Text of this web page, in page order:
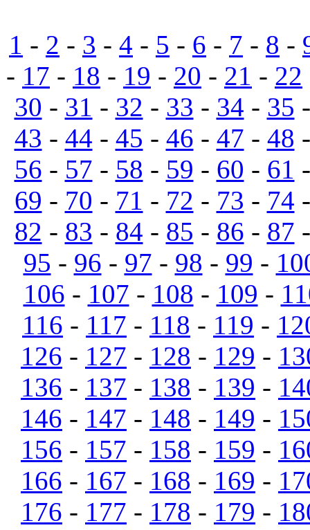
1 - 2 - 3 - 4 - 5 - 6 - 7 - 8 -
- 17 - 18 - 19 - 20 - 21 - 22
30 - 31 - 32 - 33 - 34 - 35
43 - 44 - 45 - 46 - 47 - 48
56 - 57 - 58 - 59 - 60 - 61
69 - 70 - 71 - 72 - 73 - 74
82 - 83 - 84 - 85 - 86 - 87
95 - 96 - 97 - 98 - 99 -
106 - 107 - 108 - 109 -
116 - 117 - 118 - 119 -
126 - 127 - 128 - 129 -
136 - 137 - 138 - 139 -
146 - 147 - 148 - 149 -
156 - 157 - 158 - 159 -
166 - 167 - 168 - 169 -
176 - 177 - 178 - 179 -